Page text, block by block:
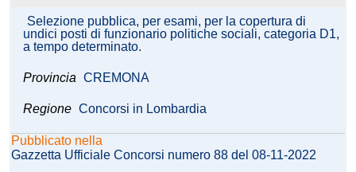
Selezione pubblica, per esami, per la copertura di
undici posti di funzionario politiche sociali, categoria D1,
a tempo determinato.
Provincia CREMONA
Regione Concorsi in Lombardia
Pubblicato nella
Gazzetta Ufficiale Concorsi numero 88 del 08-11-2022